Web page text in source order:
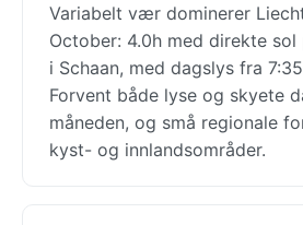
Variabelt vær dominerer
October: 4.0h med direkte
i Schaan, med dagslys fra
Forvent både lyse og skyete
måneden, og små regionale
kyst- og innlandsområder.